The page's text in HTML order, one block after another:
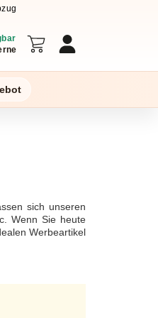
sich unseren
Wenn Sie heute
Werbeartikel